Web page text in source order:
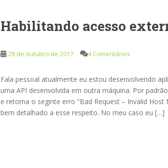
Habilitando acesso
28 de outubro de 2017 4 Comentários
Fala pessoal atualmente eu estou desenvolvendo
uma API desenvolvida em outra máquina. Por
e retorna o seginte erro “Bad Request – Invalid
bem detalhado a esse respeito. No meu caso eu […]